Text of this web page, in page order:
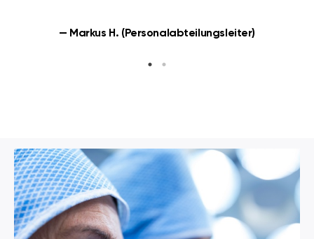
— Markus H. (Personalabteilungsleiter)